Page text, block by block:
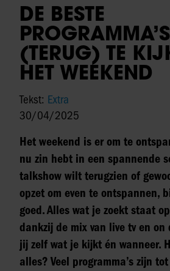
DE BESTE
(TERUG) TE
HET WEEKEND
Tekst: Extra
30/04/2025
Het weekend is er om te
nu zin hebt in een spannende
talkshow wilt terugzien of
opzet om even te ontspannen,
goed. Alles wat je zoekt staat
dankzij de mix van live tv en
jij zelf wat je kijkt én wanneer.
alles? Veel programma’s zijn